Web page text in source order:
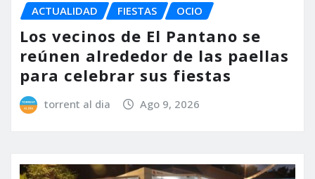
ACTUALIDAD FIESTAS OCIO
Los vecinos de El Pantano se
reúnen alrededor de las paellas
para celebrar sus fiestas
torrent al dia Ago 9, 2026